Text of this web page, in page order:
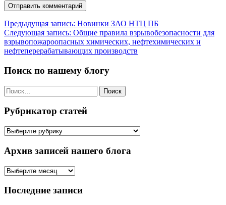
Навигация
по
записям
Предыдущая запись: Новинки ЗАО НТЦ ПБ
Следующая запись: Общие правила взрывобезопасности для
взрывопожароопасных химических, нефтехимических и
нефтеперерабатывающих производств
Поиск по нашему блогу
Найти:
Рубрикатор статей
Рубрикатор
Архив записей нашего блога
Архив
нашего
Последние записи